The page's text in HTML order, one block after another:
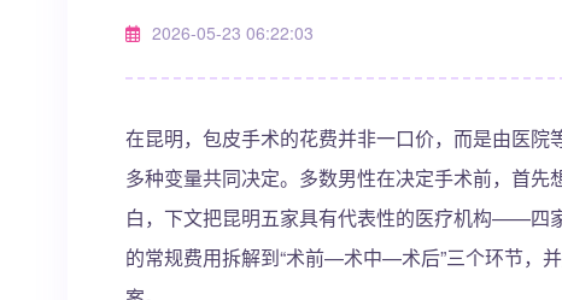
2026-05-23 06:22:03
在昆明，包皮手术的花费并非一口价，而是由医
多种变量共同决定。多数男性在决定手术前，首先
白，下文把昆明五家具有代表性的医疗机构——
的常规费用拆解到“术前—术中—术后”三个环节，